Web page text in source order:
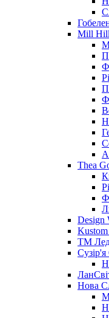
Mill
Thea
ТМ
Нова